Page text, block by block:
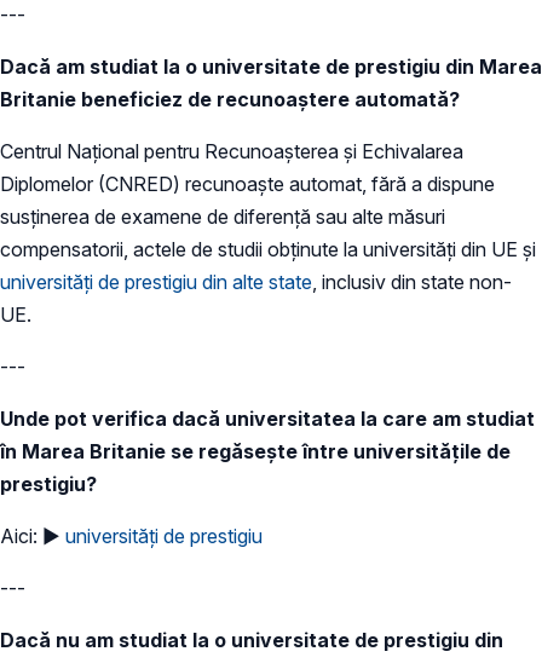
---
Dacă am studiat la o universitate de prestigiu din Marea
Britanie beneficiez de recunoaștere automată?
Centrul Național pentru Recunoașterea și Echivalarea
Diplomelor (CNRED) recunoaște automat, fără a dispune
susținerea de examene de diferenţă sau alte măsuri
compensatorii, actele de studii obținute la universități din UE și
universități de prestigiu din alte state , inclusiv din state non-
UE.
---
Unde pot verifica dacă universitatea la care am studiat
în Marea Britanie se regăsește între universitățile de
prestigiu?
Aici: ► universități de prestigiu
---
Dacă nu am studiat la o universitate de prestigiu din